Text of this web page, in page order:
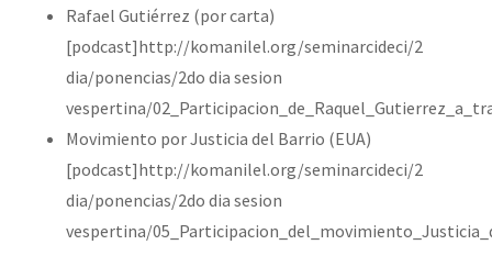
Rafael Gutiérrez (por carta)
[podcast]http://komanilel.org/seminarcideci/2
dia/ponencias/2do dia sesion
vespertina/
Movimiento por Justicia del Barrio (EUA)
[podcast]http://komanilel.org/seminarcideci/2
dia/ponencias/2do dia sesion
vespertina/